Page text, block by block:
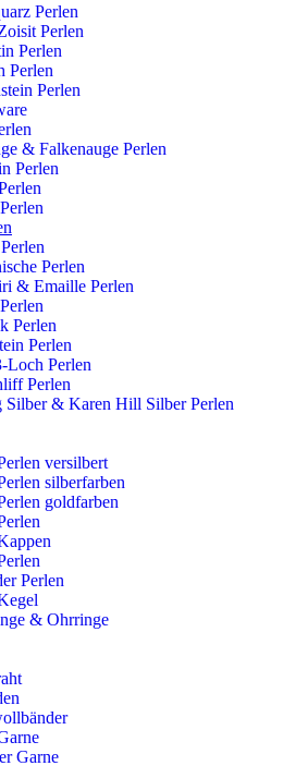
Perlen
Perlen
Perlen
Perlen
Perlen
& Falkenauge Perlen
Perlen
Perlen
& Emaille Perlen
Perlen
Perlen
Loch Perlen
Perlen
Silber & Karen Hill Silber Perlen
versilbert
silberfarben
goldfarben
Perlen
& Ohrringe
Garne